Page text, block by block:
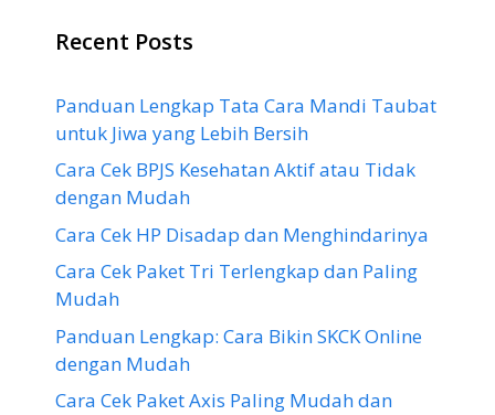
Recent Posts
Panduan Lengkap Tata Cara Mandi Taubat
untuk Jiwa yang Lebih Bersih
Cara Cek BPJS Kesehatan Aktif atau Tidak
dengan Mudah
Cara Cek HP Disadap dan Menghindarinya
Cara Cek Paket Tri Terlengkap dan Paling
Mudah
Panduan Lengkap: Cara Bikin SKCK Online
dengan Mudah
Cara Cek Paket Axis Paling Mudah dan